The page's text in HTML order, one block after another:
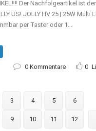
Der Nachfolgeartikel ist der
US! JOLLY HV 25 | 25W Multi
per Taster oder 1...
0 Kommentare 0
3 4 5 6
9 10 11 12